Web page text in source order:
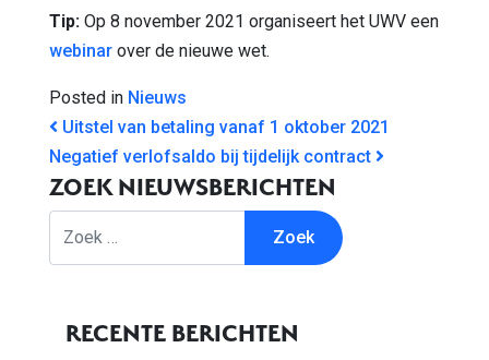
Tip: Op 8 november 2021 organiseert het UWV een
webinar over de nieuwe wet.
Posted in Nieuws
BERICHT NAVIGATIE
Uitstel van betaling vanaf 1 oktober 2021
Negatief verlofsaldo bij tijdelijk contract
ZOEK NIEUWSBERICHTEN
RECENTE BERICHTEN